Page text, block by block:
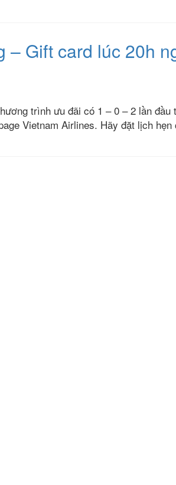
– Gift card lúc 20h
trình ưu đãi có 1 – 0 – 2 lần
Vietnam Airlines. Hãy đặt lịch